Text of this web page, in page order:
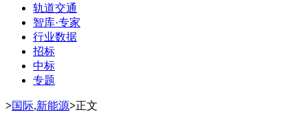
轨道交通
智库·专家
行业数据
招标
中标
专题
>国际,新能源>正文